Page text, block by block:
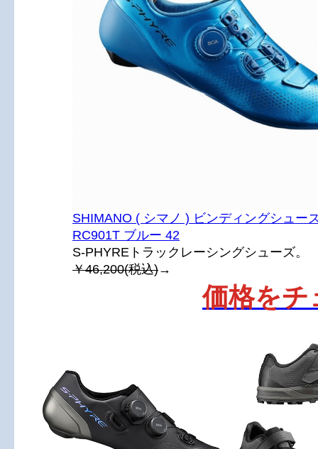
SHIMANO ( シマノ ) ビンディングシュー
RC901T ブルー 42
S-PHYREトラックレーシングシューズ。
￥46,200(税込)→
価格をチ